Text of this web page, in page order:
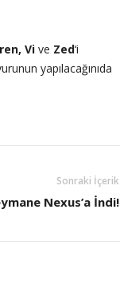
Vive Zed‘i
yapılacağınıda
Sonraki İçerik
Nexus’a İndi!